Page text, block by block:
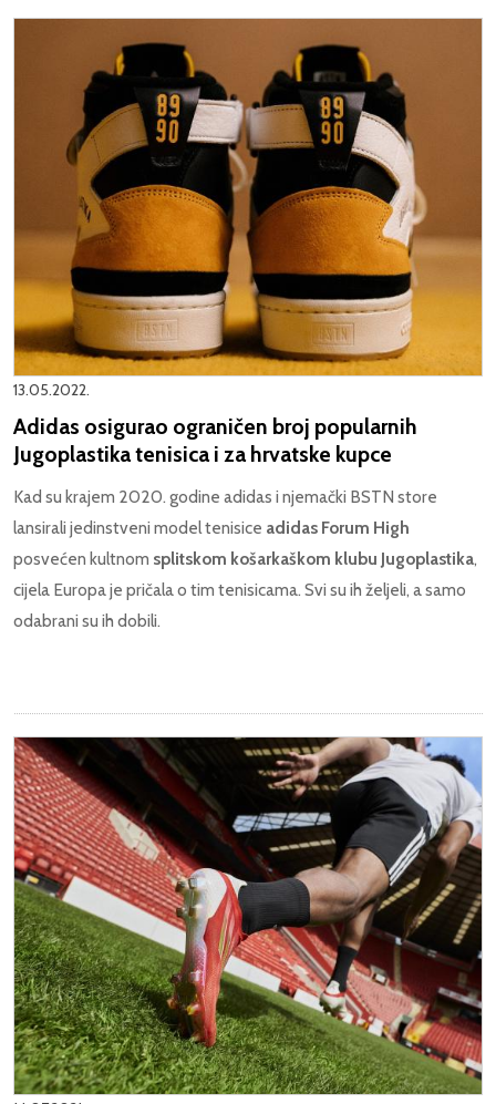
13.05.2022.
Adidas osigurao ograničen broj popularnih
Jugoplastika tenisica i za hrvatske kupce
Kad su krajem 2020. godine adidas i njemački BSTN store
lansirali jedinstveni model tenisice adidas Forum High
posvećen kultnom splitskom košarkaškom klubu Jugoplastika,
cijela Europa je pričala o tim tenisicama. Svi su ih željeli, a samo
odabrani su ih dobili.